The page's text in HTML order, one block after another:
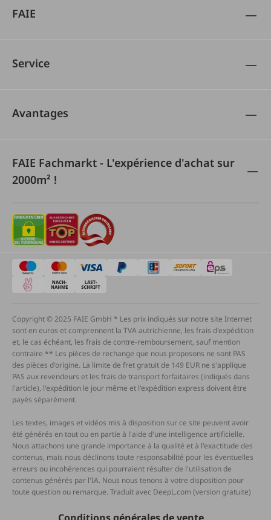
FAIE
Service
Avantages
FAIE Fachmarkt - L'expérience d'achat sur
2000m² !
Copyright © 2025 FAIE GmbH * Les prix indiqués sur notre site Internet
sont en euros et comprennent la TVA autrichienne, les frais d'expédition
et, le cas échéant, les frais de contre-remboursement, sauf mention
contraire ** Les pièces de rechange que nous proposons ne sont PAS
des pièces d'origine. La limite de fret gratuit de 149 EUR ne s'applique
PAS aux revendeurs et les frais de transport forfaitaires (indiqués dans
l'article), l'expédition le jour même et l'expédition express doivent être
payés séparément.
Les textes, images et vidéos mis à disposition sur ce site peuvent avoir
été générés en tout ou en partie à l'aide d'une intelligence artificielle.
Nous attachons une grande importance à la qualité et à l'exactitude des
contenus, mais nous déclinons toute responsabilité pour les éventuelles
erreurs ou incohérences qui pourraient résulter de l'utilisation de
contenus générés par l'IA. Nous nous tenons à votre disposition pour
toute question ou remarque. Traduit avec DeepL.com (version gratuite)